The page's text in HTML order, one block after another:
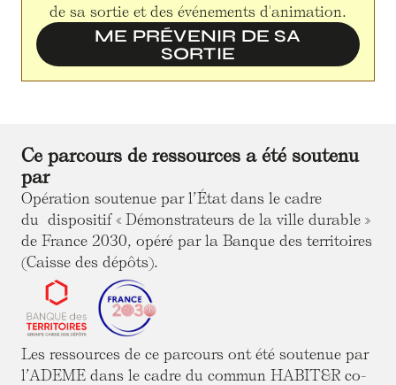
de sa sortie et des événements d'animation.
ME PRÉVENIR DE SA
SORTIE
Ce parcours de ressources a été soutenu
par
Opération soutenue par l’État dans le cadre
du dispositif « Démonstrateurs de la ville durable »
de France 2030, opéré par la Banque des territoires
(Caisse des dépôts).
Les ressources de ce parcours ont été soutenue par
l’ADEME dans le cadre du commun HABIT&R co-